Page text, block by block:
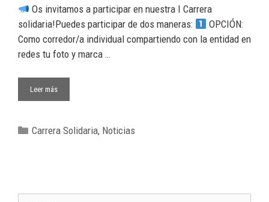
Os invitamos a participar en nuestra I Carrera
solidaria!Puedes participar de dos maneras:
OPCIÓN:
Como corredor/a individual compartiendo con la entidad en
redes tu foto y marca …
Leer más
Carrera Solidaria, Noticias